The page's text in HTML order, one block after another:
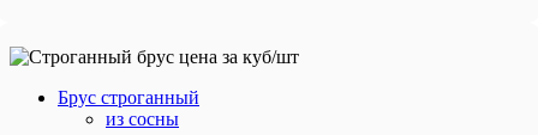
Брус строганный
из сосны